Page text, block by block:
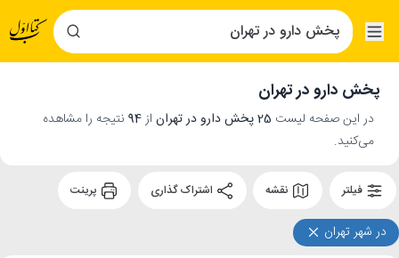
پخش دارو در تهران
در این صفحه لیست 25 پخش دارو در تهران از94 نتیجه را مشاهده
می‌کنید.
فیلتر نقشه
در شهر تهران